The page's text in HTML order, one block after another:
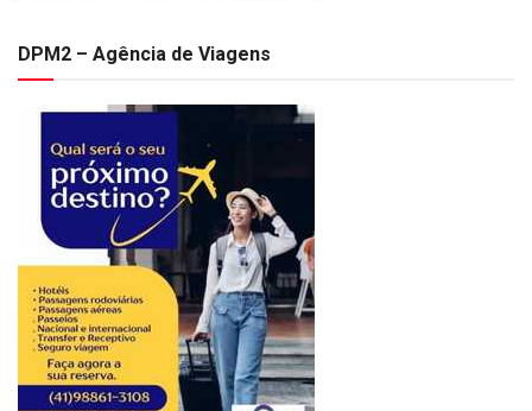
DPM2 – Agência de Viagens